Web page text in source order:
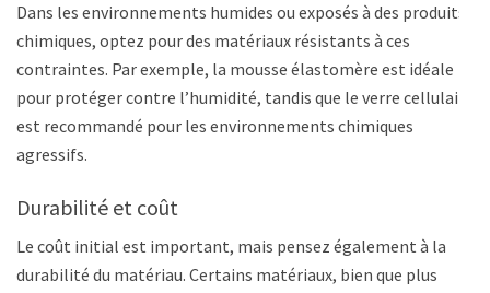
Dans les environnements humides ou exposés à des produits
chimiques, optez pour des matériaux résistants à ces
contraintes. Par exemple, la mousse élastomère est idéale
pour protéger contre l’humidité, tandis que le verre cellulaire
est recommandé pour les environnements chimiques
agressifs.
Durabilité et coût
Le coût initial est important, mais pensez également à la
durabilité du matériau. Certains matériaux, bien que plus